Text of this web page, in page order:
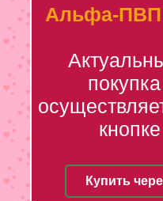
Альфа-ПВП
Купить